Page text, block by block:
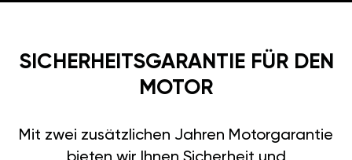
SICHERHEITSGARANTIE FÜR DEN
MOTOR
Mit zwei zusätzlichen Jahren Motorgarantie